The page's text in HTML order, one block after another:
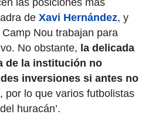
las posiciones más
de Xavi Hernández, y
Nou trabajan para
No obstante, la delicada
de la institución no
inversiones si antes no
, por lo que varios futbolistas
huracán’.